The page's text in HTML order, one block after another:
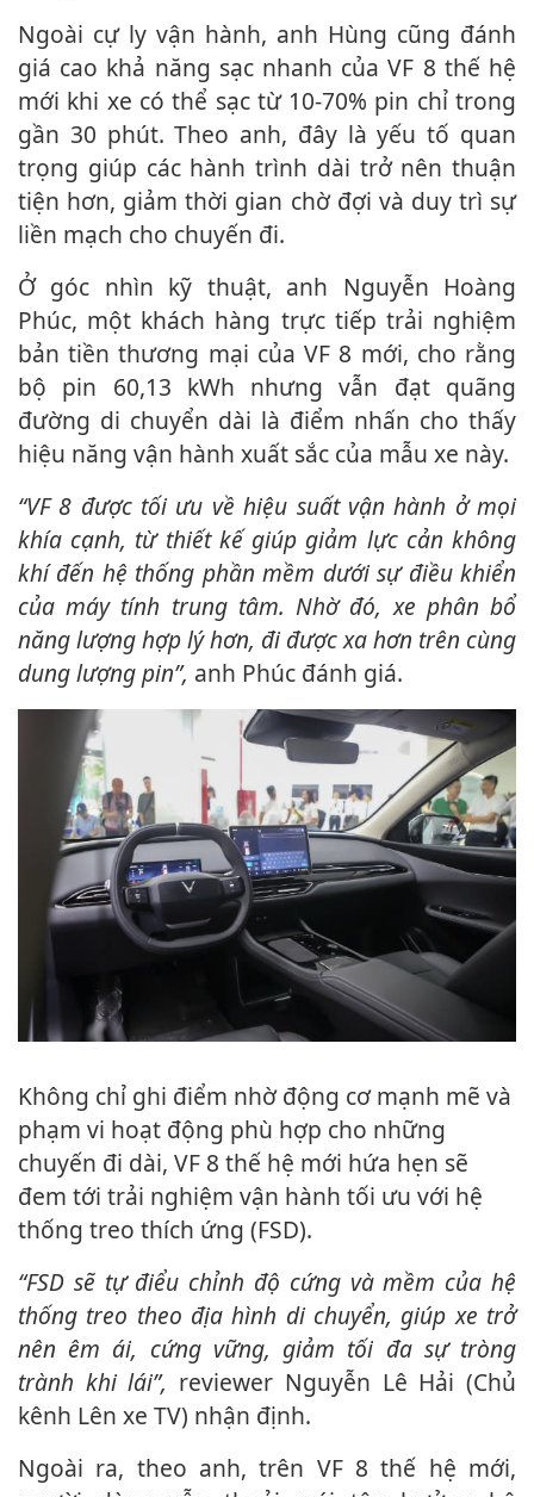
Ngoài cự ly vận hành, anh Hùng cũng đánh
giá cao khả năng sạc nhanh của VF 8 thế hệ
mới khi xe có thể sạc từ 10-70% pin chỉ trong
gần 30 phút. Theo anh, đây là yếu tố quan
trọng giúp các hành trình dài trở nên thuận
tiện hơn, giảm thời gian chờ đợi và duy trì sự
liền mạch cho chuyến đi.
Ở góc nhìn kỹ thuật, anh Nguyễn Hoàng
Phúc, một khách hàng trực tiếp trải nghiệm
bản tiền thương mại của VF 8 mới, cho rằng
bộ pin 60,13 kWh nhưng vẫn đạt quãng
đường di chuyển dài là điểm nhấn cho thấy
hiệu năng vận hành xuất sắc của mẫu xe này.
“VF 8 được tối ưu về hiệu suất vận hành ở mọi
khía cạnh, từ thiết kế giúp giảm lực cản không
khí đến hệ thống phần mềm dưới sự điều khiển
của máy tính trung tâm. Nhờ đó, xe phân bổ
năng lượng hợp lý hơn, đi được xa hơn trên cùng
dung lượng pin”, anh Phúc đánh giá.
Không chỉ ghi điểm nhờ động cơ mạnh mẽ và
phạm vi hoạt động phù hợp cho những
chuyến đi dài, VF 8 thế hệ mới hứa hẹn sẽ
đem tới trải nghiệm vận hành tối ưu với hệ
thống treo thích ứng (FSD).
“FSD sẽ tự điểu chỉnh độ cứng và mềm của hệ
thống treo theo địa hình di chuyển, giúp xe trở
nên êm ái, cứng vững, giảm tối đa sự tròng
trành khi lái”, reviewer Nguyễn Lê Hải (Chủ
kênh Lên xe TV) nhận định.
Ngoài ra, theo anh, trên VF 8 thế hệ mới,